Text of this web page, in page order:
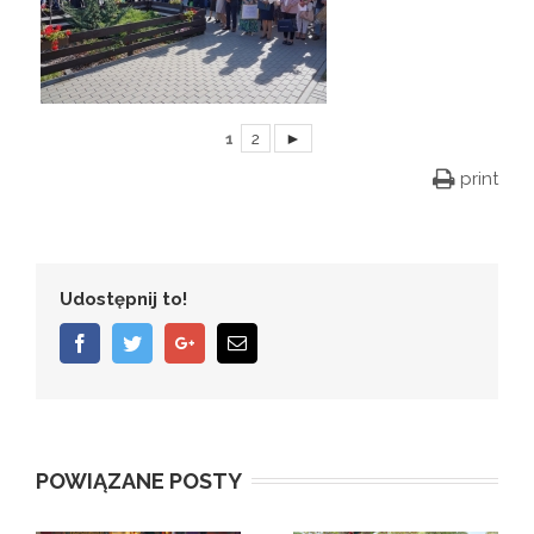
1 2 ►
print
Udostępnij to!
FacebookTwitterGoogle+Email
POWIĄZANE POSTY